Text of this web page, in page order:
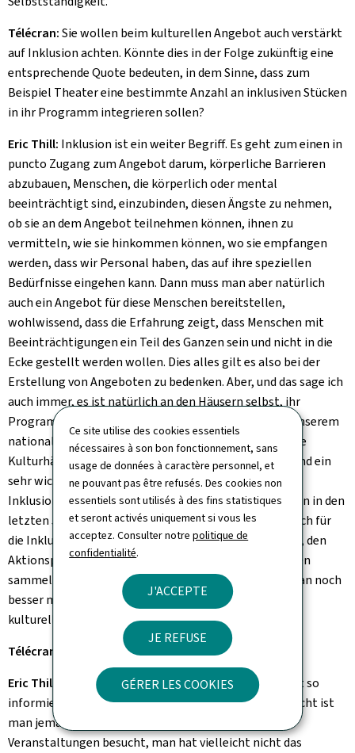
Ce site utilise des cookies essentiels
nécessaires à son bon fonctionnement, sans
usage de données à caractère personnel, et
ne pouvant pas être refusés. Des cookies non
essentiels sont utilisés à des fins statistiques
et seront activés uniquement si vous les
acceptez. Consulter notrepolitique de
confidentialité.
J'ACCEPTE
JE REFUSE
GÉRER LES COOKIES
Télécran:Sie wollen beim kulturellen Angebot auch verstärkt
auf Inklusion achten. Könnte dies in der Folge zukünftig eine
entsprechende Quote bedeuten, in dem Sinne, dass zum
Beispiel Theater eine bestimmte Anzahl an inklusiven Stücken
in ihr Programm integrieren sollen?
Eric Thill: Inklusion ist ein weiter Begriff. Es geht zum einen in
puncto Zugang zum Angebot darum, körperliche Barrieren
abzubauen, Menschen, die körperlich oder mental
beeinträchtigt sind, einzubinden, diesen Ängste zu nehmen,
ob sie an dem Angebot teilnehmen können, ihnen zu
vermitteln, wie sie hinkommen können, wo sie empfangen
werden, dass wir Personal haben, das auf ihre speziellen
Bedürfnisse eingehen kann. Dann muss man aber natürlich
auch ein Angebot für diese Menschen bereitstellen,
wohlwissend, dass die Erfahrung zeigt, dass Menschen mit
Beeinträchtigungen ein Teil des Ganzen sein und nicht in die
Ecke gestellt werden wollen. Dies alles gilt es also bei der
Erstellung von Angeboten zu bedenken. Aber, und das sage ich
auch immer, es ist natürlich an den Häusern selbst, ihr
Programm zu erstellen. Und darum ist es wichtig, in unserem
nationalen Aktionsplan die Etablissements publics, die
Kulturhäuser, die Institutionen mit einzubinden. Sie sind ein
sehr wichtiger Teil des Prozesses, die Kultur als
Inklusionsfaktor zu sehen. Es wird schon sehr viel getan in den
letzten Jahren. Es gibt schon viele Häuser, die spezifisch für
die Inklusion Personal einstellen. Jetzt geht es darum, den
Aktionsplan umzusetzen, indem wir alle Informationen
sammeln und schauen, was schon gut läuft und was man noch
besser machen kann. Niemand sollte Angst haben, am
kulturellen Angebot teilzunehmen.
Télécran:
Sind diese Ängste denn verbreitet?
Eric Thill:
Es gibt Ängste, das höre ich oft. Ängste, nicht so
informiert zu sein, Ängste, wie man hinkommt. Vielleicht ist
man jemand, der nicht schon seit Jahren kulturelle
Veranstaltungen besucht, man hat vielleicht nicht das